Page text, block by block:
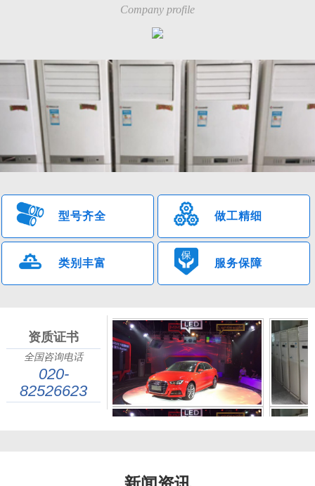
Company profile
广州金诚辉荣设备租赁有限公司（13600068758）专业供应企业单位
广州空调出租
、空调租赁。提供各类型临时佛山空调出租、活动空
调出租、展会空调出租、帐篷、婚宴、会场活动空调出租、空调租赁
业务。与我空调出租公司合作的企业单位，24小时内上门免费维
广州金诚辉荣设备租赁有限公司目前主要针对广州、佛山、珠三角地
型号齐全 做工精细
类别丰富 服务保障
资质证书
全国咨询电话
020-
82526623